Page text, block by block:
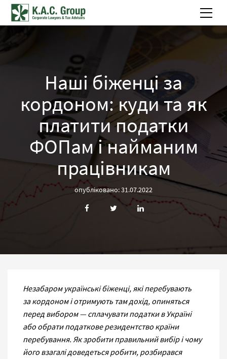
Наші біженці за
кордоном: куди та як
платити податки
ФОПам і найманим
працівникам
опубліковано: 31.07.2022
Незабаром українські біженці, які перебувають
за кордоном і отримують там дохід, опиняться
перед вибором — сплачувати податки в Україні
або обрати податкове резидентство країни
перебування. Як зробити правильний вибір і чому
його взагалі доведеться робити, розбирався